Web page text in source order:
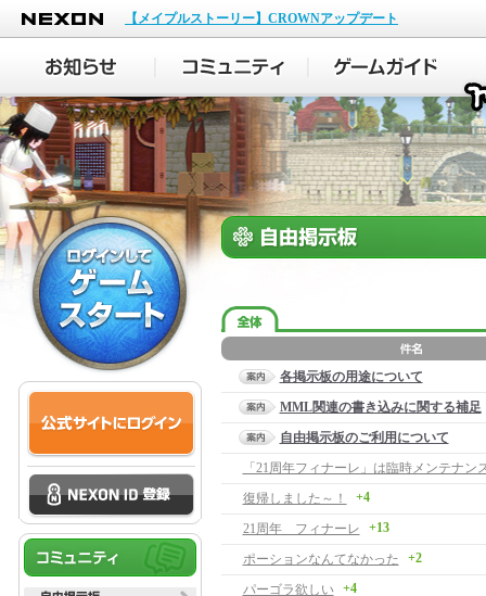
NEXON
【メイプルストーリー】CROWNアップデート
各掲示板の用途について
MML関連の書き込みに関する補足
自由掲示板のご利用について
「21周年フィナーレ」は臨時メンテナン
復帰しました～！
+4
21周年 フィナーレ +13
ポーションなんてなかった +2
パーゴラ欲しい +4